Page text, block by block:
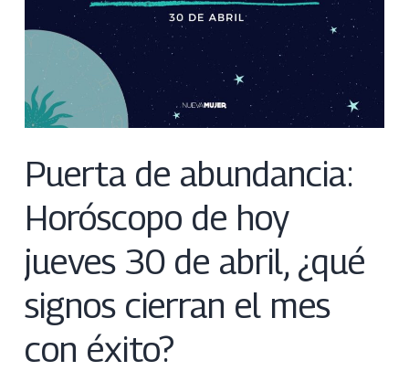
Puerta de abundancia:
Horóscopo de hoy
jueves 30 de abril, ¿qué
signos cierran el mes
con éxito?